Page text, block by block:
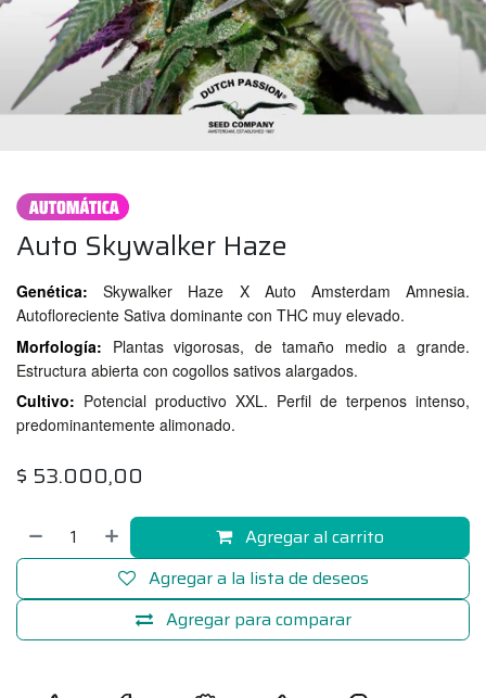
Auto Skywalker Haze
Genética:
Skywalker Haze X Auto Amsterdam Amnesia.
Autofloreciente Sativa dominante con THC muy elevado.
Morfología: Plantas vigorosas, de tamaño medio a grande.
Estructura abierta con cogollos sativos alargados.
Cultivo: Potencial productivo XXL. Perfil de terpenos intenso,
predominantemente alimonado.
$ 53.000,00
Agregar al carrito
Agregar para comparar
Agregar a la lista de deseos